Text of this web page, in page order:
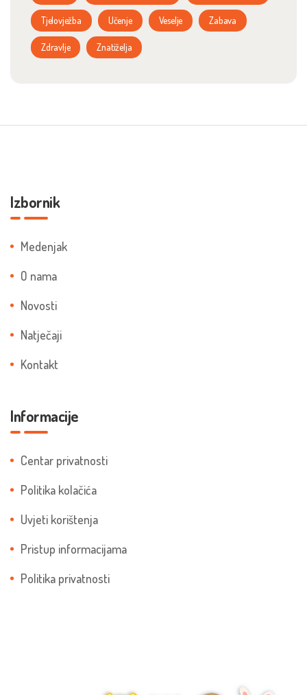
Tjelovježba Učenje Veselje Zabava
Zdravlje Znatiželja
Izbornik
Medenjak
O nama
Novosti
Natječaji
Kontakt
Informacije
Centar privatnosti
Politika kolačića
Uvjeti korištenja
Pristup informacijama
Politika privatnosti